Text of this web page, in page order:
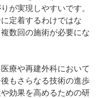
が実現しやすいです。
定着するわけではな
数回の施術が必要にな
療や再建外科において
もさらなる技術の進歩
効果を高めるための研